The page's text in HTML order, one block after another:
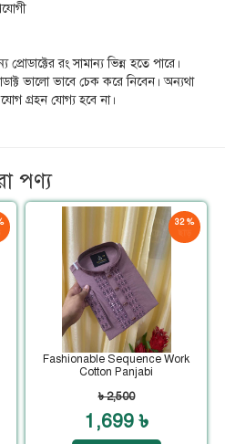
রং সামান্য ভিন্ন হতে পারে।
ভালো ভাবে চেক করে নিবেন। অন্যথা
গ্রহন যোগ্য হবে না।
পণ্য
32 %
Fashionable Sequence Work
Cotton Panjabi
৳ 2,500
1,699 ৳